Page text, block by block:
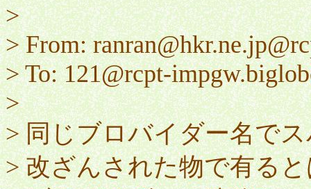
>
> From:
> To: 121@rcpt-
>
> 同じブロバイダー名で
> 改ざんされた物で有る